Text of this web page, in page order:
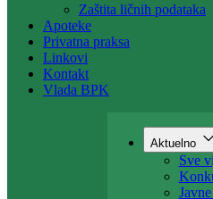
Zakoni i propisi
Zahtjevi i obrasci
Budžet
Zaštita ličnih podataka
Apoteke
Privatna praksa
Aktuelno